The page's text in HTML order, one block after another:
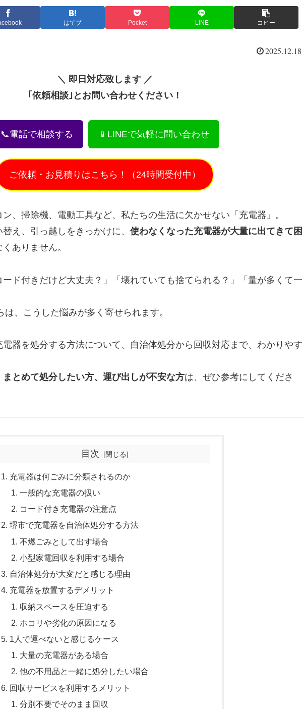
はてブ Pocket LINE コピー
2025.12.18
＼ 即日対応致します ／
｢依頼相談｣とお問い合わせください！
📞電話で相談する 📱LINEで気軽に問い合わせ
ご依頼・お見積りはこちら！（24時間受付中）
、掃除機、電動工具など、私たちの生活に欠かせない「充電器」。
え、引っ越しをきっかけに、 使わなくなった充電器が大量に出てきて困
ありません。
ード付きだけど大丈夫？」「壊れていても捨てられる？」「量が多くて一
、こうした悩みが多く寄せられます。
器を処分する方法について、自治体処分から回収対応まで、わかりやす
とめて処分したい方、運び出しが不安な方は、ぜひ参考にしてくださ
目次
充電器は何ごみに分類されるのか
一般的な充電器の扱い
コード付き充電器の注意点
堺市で充電器を自治体処分する方法
不燃ごみとして出す場合
小型家電回収を利用する場合
自治体処分が大変だと感じる理由
充電器を放置するデメリット
収納スペースを圧迫する
ホコリや劣化の原因になる
1人で運べないと感じるケース
大量の充電器がある場合
他の不用品と一緒に処分したい場合
回収サービスを利用するメリット
分別不要でそのまま回収